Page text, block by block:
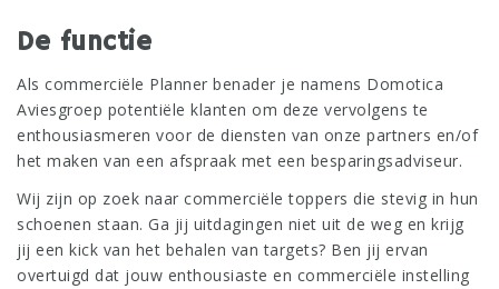
De functie
Als commerciële Planner benader je namens Domotica
Aviesgroep potentiële klanten om deze vervolgens te
enthousiasmeren voor de diensten van onze partners en/of
het maken van een afspraak met een besparingsadviseur.
Wij zijn op zoek naar commerciële toppers die stevig in hun
schoenen staan. Ga jij uitdagingen niet uit de weg en krijg
jij een kick van het behalen van targets? Ben jij ervan
overtuigd dat jouw enthousiaste en commerciële instelling